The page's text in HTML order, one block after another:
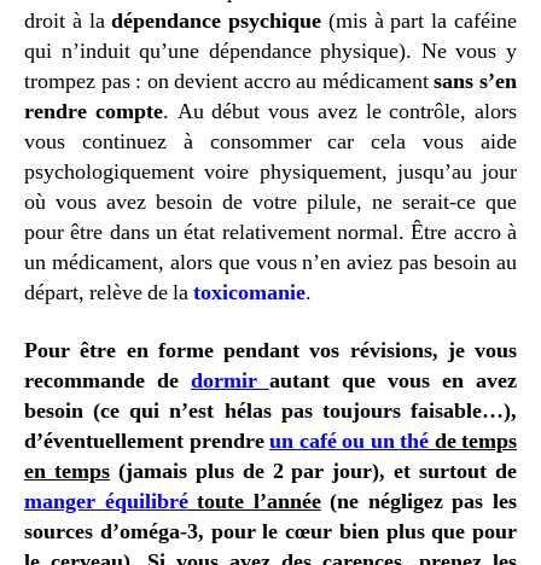
droit à ladépendance psychique (mis à part la caféine
qui n’induit qu’une dépendance physique). Ne vous y
trompez pas : on devient accro au médicamentsans s’en
rendre compte. Au début vous avez le contrôle, alors
vous continuez à consommer car cela vous aide
psychologiquement voire physiquement, jusqu’au jour
où vous avez besoin de votre pilule, ne serait-ce que
pour être dans un état relativement normal. Être accro à
un médicament, alors que vous n’en aviez pas besoin au
départ, relève de latoxicomanie.
Pour être en forme pendant vos révisions, je vous
recommande de dormir autant que vous en avez
besoin (ce qui n’est hélas pas toujours faisable…),
d’éventuellement prendreun café ou un thé de temps
en temps(jamais plus de 2 par jour), et surtout de
manger équilibrétoute l’année (ne négligez pas les
sources d’oméga-3, pour le cœur bien plus que pour